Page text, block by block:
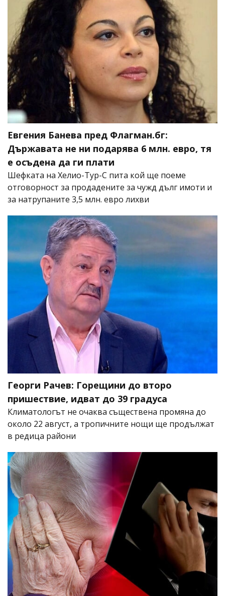
Евгения Банева пред Флагман.бг:
Държавата не ни подарява 6 млн. евро, тя
е осъдена да ги плати
Шефката на Хелио-Тур-С пита кой ще поеме
отговорност за продадените за чужд дълг имоти и
за натрупаните 3,5 млн. евро лихви
Георги Рачев: Горещини до второ
пришествие, идват до 39 градуса
Климатологът не очаква съществена промяна до
около 22 август, а тропичните нощи ще продължат
в редица райони